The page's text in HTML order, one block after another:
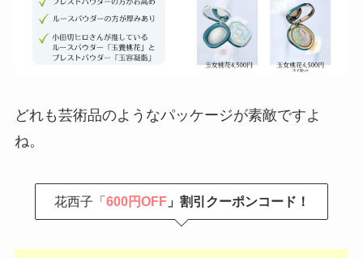
どれも芸術品のようなパッケージが素敵ですよ
ね。
花西子「600円OFF」割引クーポンコード！